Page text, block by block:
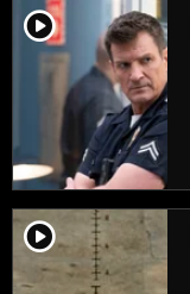
player2
player2